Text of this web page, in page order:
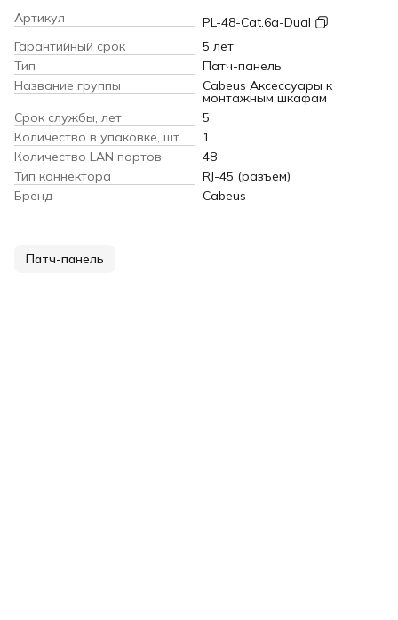
Артикул
PL-48-Cat.6a-Dual
Гарантийный срок
5 лет
Тип
Патч-панель
Название группы
Cabeus Аксессуары к
монтажным шкафам
Срок службы, лет
5
Количество в упаковке, шт
1
Количество LAN портов
48
Тип коннектора
RJ-45 (разъем)
Бренд
Cabeus
Патч-панель